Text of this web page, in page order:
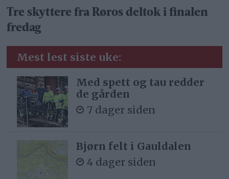
Tre skyttere fra Røros deltok i finalen
fredag
Mest lest siste uke:
Med spett og tau redder
de gården
7 dager siden
Bjørn felt i Gauldalen
4 dager siden